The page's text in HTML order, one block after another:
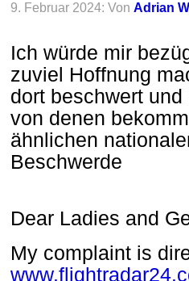
9. Februar 2024: Von Adrian
Ich würde mir
zuviel Hoffnung
dort beschwert
von denen
ähnlichen
Beschwerde
Dear Ladies and
My complaint is